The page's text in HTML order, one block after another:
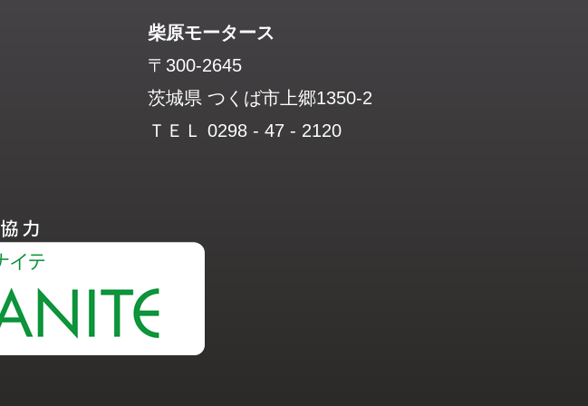
柴原モータース
〒300-2645
茨城県 つくば市上郷1350-2
ＴＥＬ 0298 - 47 - 2120